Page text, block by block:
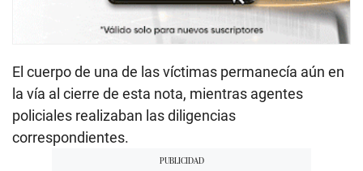
El cuerpo de una de las víctimas permanecía aún en
la vía al cierre de esta nota, mientras agentes
policiales realizaban las diligencias
correspondientes.